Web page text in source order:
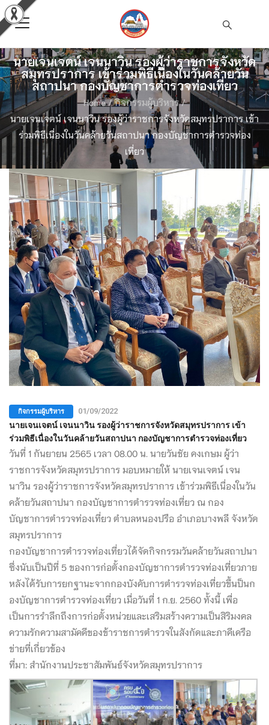
นายเจนเจตน์ เจนนาวิน รองผู้ว่าราชการจังหวัด
สมุทรปราการ เข้าร่วมพิธีเนื่องในวันคล้ายวัน
สถาปนา กองบัญชาการตำรวจท่องเที่ยว
Home/ กิจกรรมผู้บริหาร/
นายเจนเจตน์ เจนนาวิน รองผู้ว่าราชการจังหวัดสมุทรปราการ เข้า
ร่วมพิธีเนื่องในวันคล้ายวันสถาปนา กองบัญชาการตำรวจท่อง
เที่ยว
กิจกรรมผู้บริหาร 01/09/2022
นายเจนเจตน์ เจนนาวิน รองผู้ว่าราชการจังหวัดสมุทรปราการ เข้า
ร่วมพิธีเนื่องในวันคล้ายวันสถาปนา กองบัญชาการตำรวจท่องเที่ยว
วันที่ 1 กันยายน 2565 เวลา 08.00 น. นายวันชัย คงเกษม ผู้ว่า
ราชการจังหวัดสมุทรปราการ มอบหมายให้ นายเจนเจตน์ เจน
นาวิน รองผู้ว่าราชการจังหวัดสมุทรปราการ เข้าร่วมพิธีเนื่องในวัน
คล้ายวันสถาปนา กองบัญชาการตำรวจท่องเที่ยว ณ กอง
บัญชาการตำรวจท่องเที่ยว ตำบลหนองปรือ อำเภอบางพลี จังหวัด
สมุทรปราการ
กองบัญชาการตำรวจท่องเที่ยวได้จัดกิจกรรมวันคล้ายวันสถาปนา
ซึ่งนับเป็นปีที่ 5 ของการก่อตั้งกองบัญชาการตำรวจท่องเที่ยวภาย
หลังได้รับการยกฐานะจากกองบังคับการตำรวจท่องเที่ยวขึ้นป็นก
องบัญชาการตำรวจท่องเที่ยว เมื่อวันที่ 1 ก.ย. 2560 ทั้งนี้ เพื่อ
เป็นการรำลึกถึงการก่อตั้งหน่วยและเสริมสร้างความเป็นสิริมงคล
ความรักความสามัคคีของข้าราชการตำรวจในสังกัดและภาคีเครือ
ข่ายที่เกี่ยวข้อง
ที่มา: สำนักงานประชาสัมพันธ์จังหวัดสมุทรปราการ